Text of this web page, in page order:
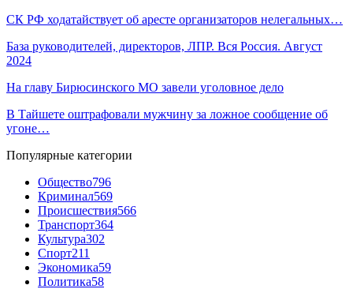
СК РФ ходатайствует об аресте организаторов нелегальных…
База руководителей, директоров, ЛПР. Вся Россия. Август
2024
На главу Бирюсинского МО завели уголовное дело
В Тайшете оштрафовали мужчину за ложное сообщение об
угоне…
Популярные категории
Общество796
Криминал569
Происшествия566
Транспорт364
Культура302
Спорт211
Экономика59
Политика58